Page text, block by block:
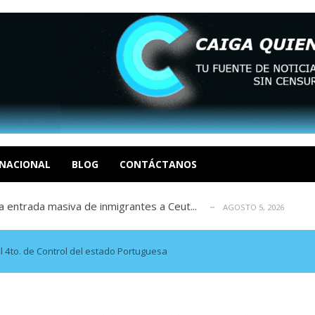
BLOG CONTÁCTANOS
I por la libertad inmediata de l... AGOSTO 5, 2026
revisión de su solicitud de l... AGOSTO 5, 2026
según ONG AGOSTO 5, 2026
entrada masiva de inmigrantes a Ceut...
La tragedia de Venezuela no admi... AGOSTO 5, 2026
I por la libertad inmediata de l... AGOSTO 5, 2026
revisión de su solicitud de l...
según ONG AGOSTO 5, 2026
de Control del estado Portuguesa